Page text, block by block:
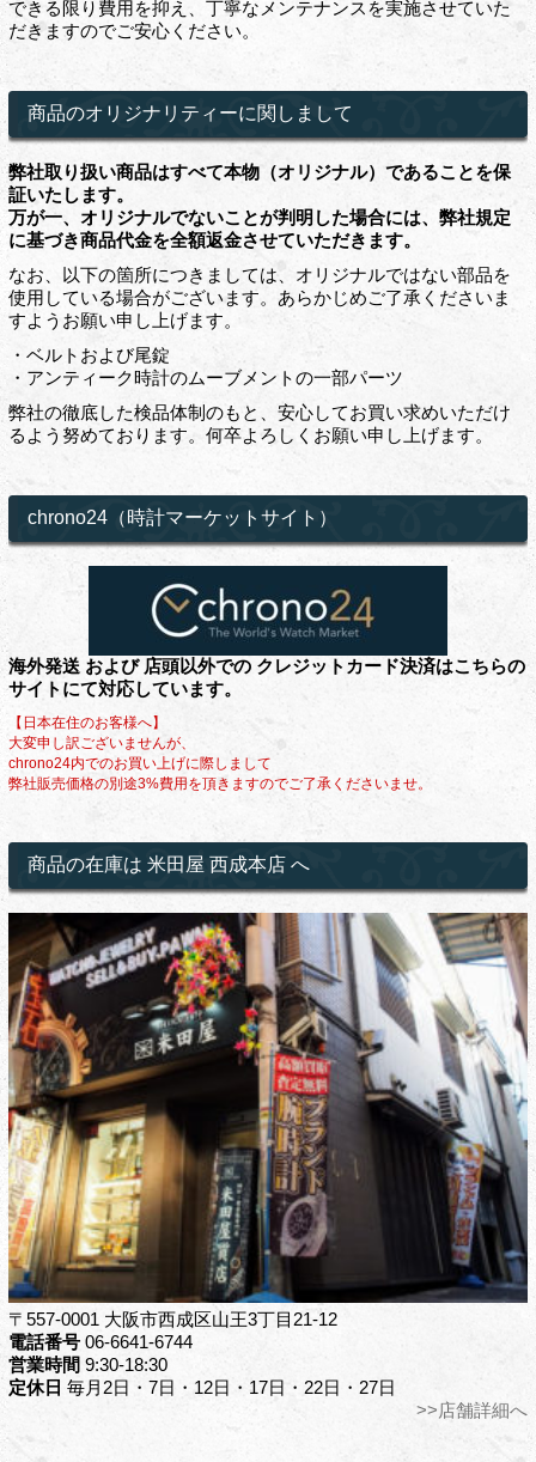
できる限り費用を抑え、丁寧なメンテナンスを実施させていた
だきますのでご安心ください。
商品のオリジナリティーに関しまして
弊社取り扱い商品はすべて本物（オリジナル）であることを保
証いたします。
万が一、オリジナルでないことが判明した場合には、弊社規定
に基づき商品代金を全額返金させていただきます。
なお、以下の箇所につきましては、オリジナルではない部品を
使用している場合がございます。あらかじめご了承くださいま
すようお願い申し上げます。
・ベルトおよび尾錠
・アンティーク時計のムーブメントの一部パーツ
弊社の徹底した検品体制のもと、安心してお買い求めいただけ
るよう努めております。何卒よろしくお願い申し上げます。
chrono24（時計マーケットサイト）
海外発送 および 店頭以外での クレジットカード決済はこちらの
サイトにて対応しています。
【日本在住のお客様へ】
大変申し訳ございませんが、
chrono24内でのお買い上げに際しまして
弊社販売価格の別途3%費用を頂きますのでご了承くださいませ。
商品の在庫は 米田屋 西成本店 へ
〒557-0001 大阪市西成区山王3丁目21-12
電話番号06-6641-6744
営業時間 9:30-18:30
定休日 毎月2日・7日・12日・17日・22日・27日
>>店舗詳細へ